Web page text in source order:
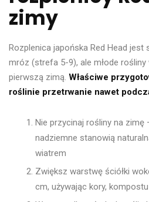
zimy
Rozplenica japońska Red Head
mróz (strefa 5-9), ale młode
pierwszą zimą. Właściwe
roślinie przetrwanie nawet
Nie przycinaj rośliny na
nadziemne stanowią
wiatrem
Zwiększ warstwę ściółki
cm, używając kory,